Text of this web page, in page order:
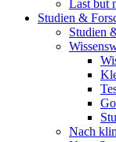
Last but
Studien &
Studien
Nach